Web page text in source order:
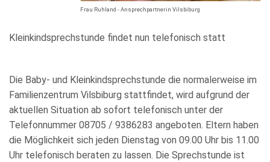
Frau Ruhland - Ansprechpartnerin Vilsbiburg
Kleinkindsprechstunde findet nun telefonisch statt
Die Baby- und Kleinkindsprechstunde die normalerweise im
Familienzentrum Vilsbiburg stattfindet, wird aufgrund der
aktuellen Situation ab sofort telefonisch unter der
Telefonnummer 08705 / 9386283 angeboten. Eltern haben
die Möglichkeit sich jeden Dienstag von 09.00 Uhr bis 11.00
Uhr telefonisch beraten zu lassen. Die Sprechstunde ist